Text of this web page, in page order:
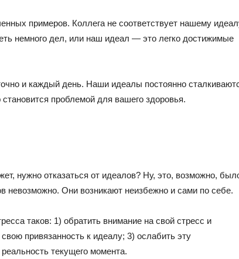
примеров. Коллега не соответствует нашему
немного дел, или наш идеал — это легко достижимые
и каждый день. Наши идеалы постоянно
проблемой для вашего здоровья.
нужно отказаться от идеалов? Ну, это, возможно,
невозможно. Они возникают неизбежно и сами по себе.
таков: 1) обратить внимание на свой стресс и
привязанность к идеалу; 3) ослабить эту
текущего момента.